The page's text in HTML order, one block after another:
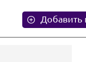
Добавить